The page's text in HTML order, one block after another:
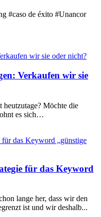
#caso de éxito #Unancor
Verkaufen wir sie
heutzutage? Möchte die
es sich…
für das Keyword
lange her, dass wir den
ist und wir deshalb...